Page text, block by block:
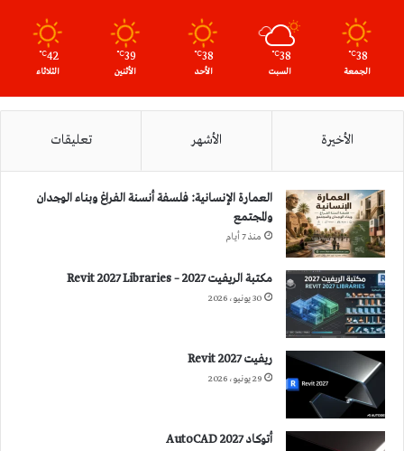
38
℃
الجمعة
38
℃
السبت
38
℃
الأحد
39
℃
الأثنين
42
℃
الثلاثاء
الأخيرة الأشهر تعليقات
العمارة الإنسانية: فلسفة أنسنة الفراغ وبناء الوجدان
والمجتمع
منذ 7 أيام
مكتبة الريفيت 2027 – Revit 2027 Libraries
30 يونيو، 2026
ريفيت 2027 Revit
29 يونيو، 2026
أتوكاد 2027 AutoCAD